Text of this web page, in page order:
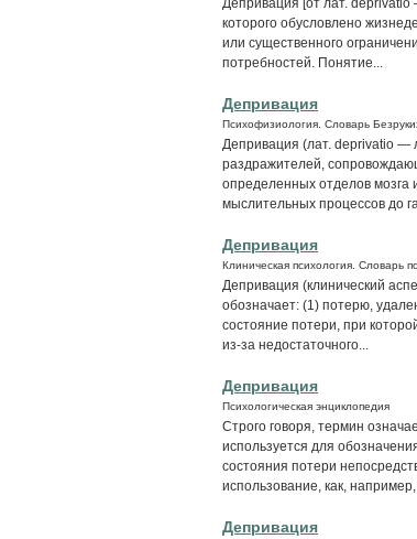
которого обусловлено
или существенного
потребностей. Понятие...
Депривация
Психофизиология. Словарь
Депривация (лат. deprivatio —
раздражителей,
определенных отделов мозга
мыслительных процессов до
Депривация
Клиническая психология. Словарь
Депривация (клинический
обозначает: (1) потерю,
состояние потери, при
из-за недостаточного...
Депривация
Психологическая энциклопедия
Строго говоря, термин
используется для
состояния потери
использование, как,
Депривация